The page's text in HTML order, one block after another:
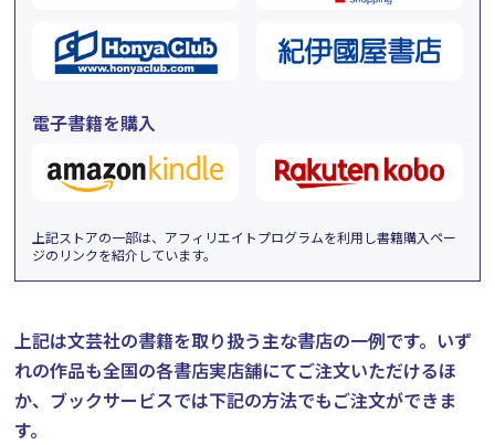
電子書籍を購入
上記ストアの一部は、アフィリエイトプログラムを利用し書籍購入ペー
ジのリンクを紹介しています。
上記は文芸社の書籍を取り扱う主な書店の一例です。 いず
れの作品も全国の各書店実店舗にてご注文いただけるほ
か、ブックサービスでは下記の方法でもご注文ができま
す。